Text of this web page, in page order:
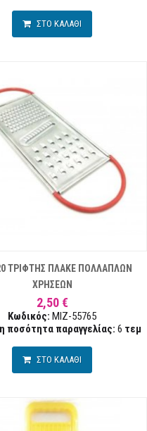
ΣΤΟ ΚΑΛΑΘΙ
ΤΡΙΦΤΗΣ ΠΛΑΚΕ ΠΟΛΛΑΠΛΩΝ
ΧΡΗΣΕΩΝ
2,50 €
Κωδικός: MIZ-55765
ποσότητα παραγγελίας: 6 τεμ
ΣΤΟ ΚΑΛΑΘΙ